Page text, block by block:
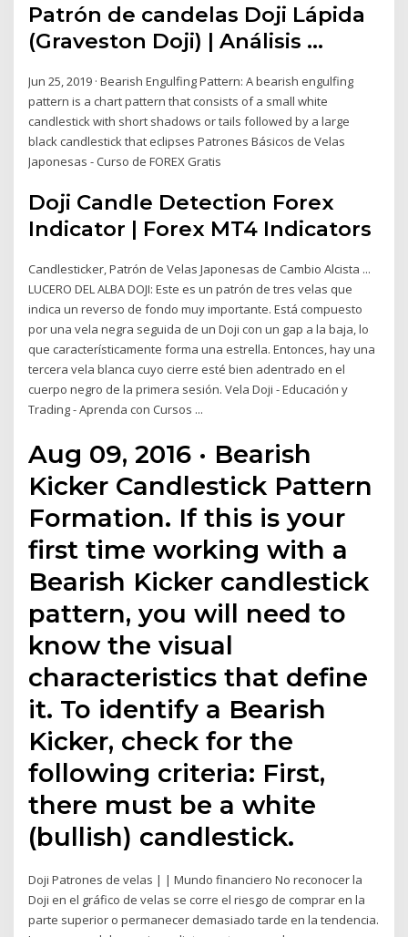
Patrón de candelas Doji Lápida
(Graveston Doji) | Análisis ...
Jun 25, 2019 · Bearish Engulfing Pattern: A bearish engulfing
pattern is a chart pattern that consists of a small white
candlestick with short shadows or tails followed by a large
black candlestick that eclipses Patrones Básicos de Velas
Japonesas - Curso de FOREX Gratis
Doji Candle Detection Forex
Indicator | Forex MT4 Indicators
Candlesticker, Patrón de Velas Japonesas de Cambio Alcista ...
LUCERO DEL ALBA DOJI: Este es un patrón de tres velas que
indica un reverso de fondo muy importante. Está compuesto
por una vela negra seguida de un Doji con un gap a la baja, lo
que característicamente forma una estrella. Entonces, hay una
tercera vela blanca cuyo cierre esté bien adentrado en el
cuerpo negro de la primera sesión. Vela Doji - Educación y
Trading - Aprenda con Cursos ...
Aug 09, 2016 · Bearish
Kicker Candlestick Pattern
Formation. If this is your
first time working with a
Bearish Kicker candlestick
pattern, you will need to
know the visual
characteristics that define
it. To identify a Bearish
Kicker, check for the
following criteria: First,
there must be a white
(bullish) candlestick.
Doji Patrones de velas | | Mundo financiero No reconocer la
Doji en el gráfico de velas se corre el riesgo de comprar en la
parte superior o permanecer demasiado tarde en la tendencia.